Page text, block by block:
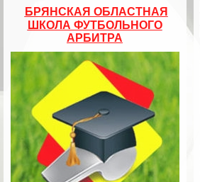
БРЯНСКАЯ ОБЛАСТНАЯ
ШКОЛА ФУТБОЛЬНОГО
АРБИТРА